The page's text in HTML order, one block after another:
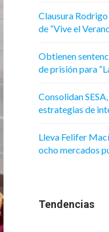
Clausura
de “Vive el
Obtienen
de prisión para
Consolidan
estrategias de
Lleva Felifer
ocho mercados
Tendencias